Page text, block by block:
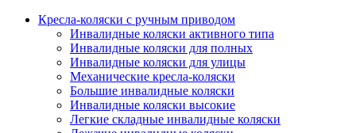
Кресла-коляски с ручным приводом
Инвалидные коляски активного типа
Инвалидные коляски для полных
Инвалидные коляски для улицы
Механические кресла-коляски
Большие инвалидные коляски
Инвалидные коляски высокие
Легкие складные инвалидные коляски